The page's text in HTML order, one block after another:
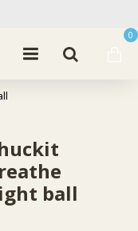
0
ball